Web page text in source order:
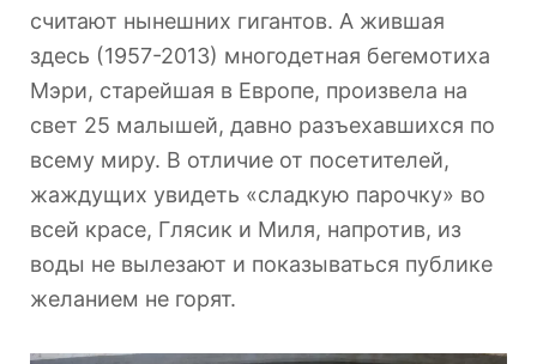
считают нынешних гигантов. А жившая
здесь (1957-2013) многодетная бегемотиха
Мэри, старейшая в Европе, произвела на
свет 25 малышей, давно разъехавшихся по
всему миру. В отличие от посетителей,
жаждущих увидеть «сладкую парочку» во
всей красе, Глясик и Миля, напротив, из
воды не вылезают и показываться публике
желанием не горят.